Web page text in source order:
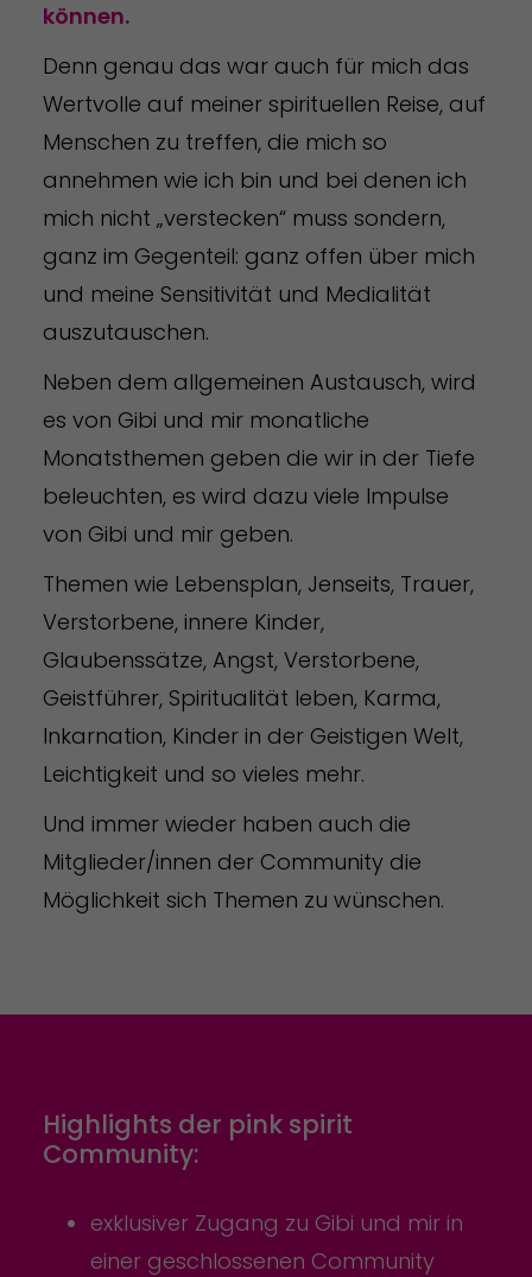
können.
Denn genau das war auch für mich das
Wertvolle auf meiner spirituellen Reise, auf
Menschen zu treffen, die mich so
annehmen wie ich bin und bei denen ich
mich nicht „verstecken“ muss sondern,
ganz im Gegenteil: ganz offen über mich
und meine Sensitivität und Medialität
auszutauschen.
Neben dem allgemeinen Austausch, wird
es von Gibi und mir monatliche
Monatsthemen geben die wir in der Tiefe
beleuchten, es wird dazu viele Impulse
von Gibi und mir geben.
Themen wie Lebensplan, Jenseits, Trauer,
Verstorbene, innere Kinder,
Glaubenssätze, Angst, Verstorbene,
Geistführer, Spiritualität leben, Karma,
Inkarnation, Kinder in der Geistigen Welt,
Leichtigkeit und so vieles mehr.
Und immer wieder haben auch die
Mitglieder/innen der Community die
Möglichkeit sich Themen zu wünschen.
Highlights der pink spirit
Community:
exklusiver Zugang zu Gibi und mir in
einer geschlossenen Community